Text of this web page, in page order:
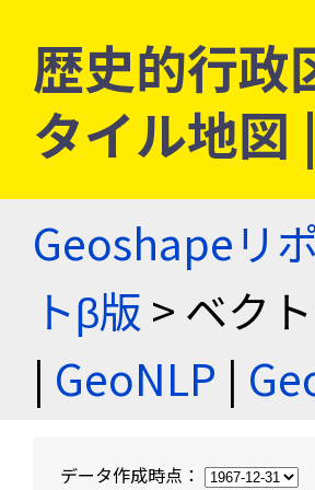
歴史的行政
タイル地
Geoshapeリ
トβ版 > ベク
| GeoNLP |
データ作成時点：